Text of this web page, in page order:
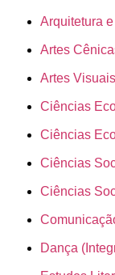
Arquitetura
Artes
Artes
Ciências
Ciências
Ciências
Ciências
Dança